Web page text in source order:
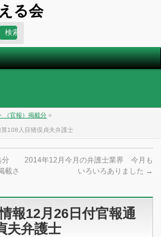
る会
（官報）掲載分 »
108人目猪俣貞夫弁護士
分
載さ
2014年12月今月の弁護士業界 今月も
いろいろありました →
報12月26日付官報通
夫弁護士